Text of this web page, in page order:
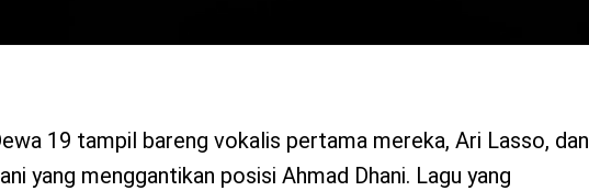
19 tampil bareng vokalis pertama mereka, Ari Lasso, dan
yang menggantikan posisi Ahmad Dhani. Lagu yang